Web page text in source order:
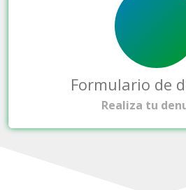
Formulario de
Realiza tu